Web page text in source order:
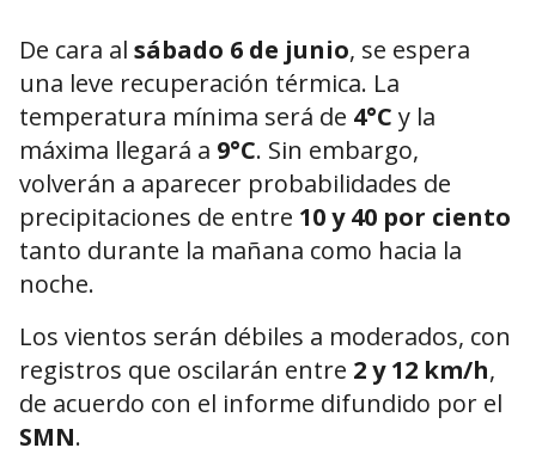
De cara al sábado 6 de junio, se espera
una leve recuperación térmica. La
temperatura mínima será de 4°C y la
máxima llegará a 9°C. Sin embargo,
volverán a aparecer probabilidades de
precipitaciones de entre 10 y 40 por ciento
tanto durante la mañana como hacia la
noche.
Los vientos serán débiles a moderados, con
registros que oscilarán entre 2 y 12 km/h,
de acuerdo con el informe difundido por el
SMN.